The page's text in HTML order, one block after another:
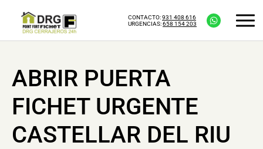
CONTACTO:931 408 616
URGENCIAS:658 154 203
ABRIR PUERTA
FICHET URGENTE
CASTELLAR DEL RIU